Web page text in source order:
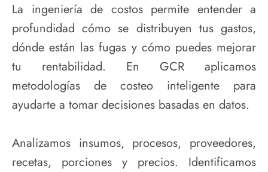
La ingeniería de costos permite entender a
profundidad cómo se distribuyen tus gastos,
dónde están las fugas y cómo puedes mejorar
tu rentabilidad. En GCR aplicamos
metodologías de costeo inteligente para
ayudarte a tomar decisiones basadas en datos.
Analizamos insumos, procesos, proveedores,
recetas, porciones y precios. Identificamos